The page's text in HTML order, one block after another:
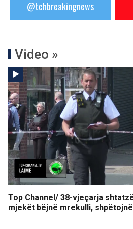
@tchbreakingnews
Video »
Top Channel/ 38-vjeçarja
mjekët bëjnë mrekulli,